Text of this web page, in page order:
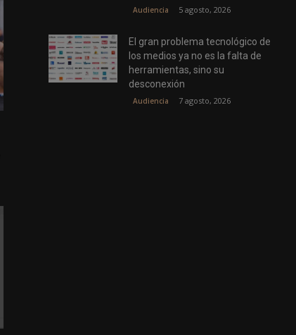
Audiencia 5 agosto, 2026
El gran problema tecnológico de
los medios ya no es la falta de
herramientas, sino su
desconexión
Audiencia 7 agosto, 2026